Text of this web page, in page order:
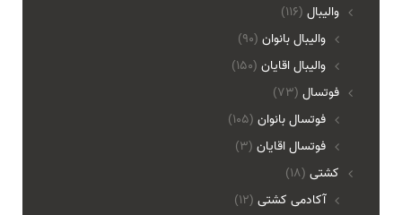
(116) والیبال
واليبال بانوان (90)
واليبال اقايان (150)
(73) فوتسال
فوتسال بانوان (105)
فوتسال اقايان (3)
(18) کشتی
آکادمی کشتی (12)